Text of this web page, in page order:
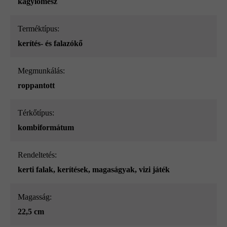
Terméktípus:
kerítés- és falazókő
megmunkálás:
roppantott
Térkőtípus:
kombiformátum
Rendeltetés:
kerti falak, kerítések, magaságyak, vizi játék
Magasság:
22,5 cm